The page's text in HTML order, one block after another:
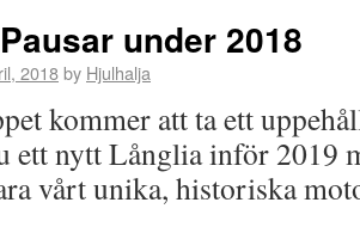
under 2018
2018by Hjulhalja
kommer att ta ett
ett nytt Långlia inför 2019
vårt unika, historiska